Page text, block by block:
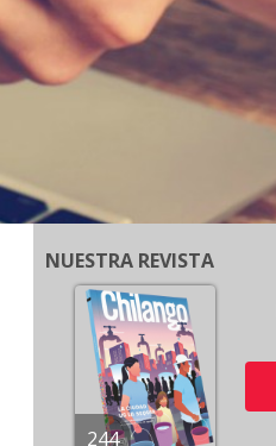
NUESTRA REVISTA
244